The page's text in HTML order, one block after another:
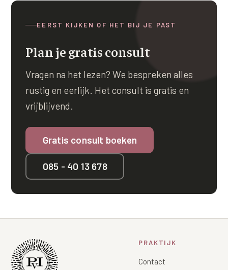
EERST KIJKEN OF HET BIJ JE PAST
Plan je gratis consult
Vragen na het lezen? We bespreken alles
rustig en eerlijk. Het consult is gratis en
vrijblijvend.
Gratis consult boeken
085 - 40 13 678
PRAKTIJK
Contact